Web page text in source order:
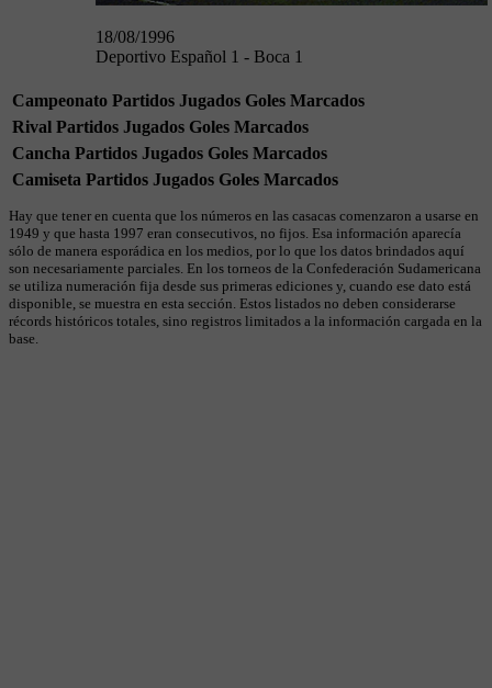
18/08/1996
Deportivo Español 1 - Boca 1
Campeonato Partidos Jugados Goles Marcados
Rival Partidos Jugados Goles Marcados
Cancha Partidos Jugados Goles Marcados
Camiseta Partidos Jugados Goles Marcados
Hay que tener en cuenta que los números en las casacas comenzaron a usarse en
1949 y que hasta 1997 eran consecutivos, no fijos. Esa información aparecía
sólo de manera esporádica en los medios, por lo que los datos brindados aquí
son necesariamente parciales. En los torneos de la Confederación Sudamericana
se utiliza numeración fija desde sus primeras ediciones y, cuando ese dato está
disponible, se muestra en esta sección. Estos listados no deben considerarse
récords históricos totales, sino registros limitados a la información cargada en la
base.